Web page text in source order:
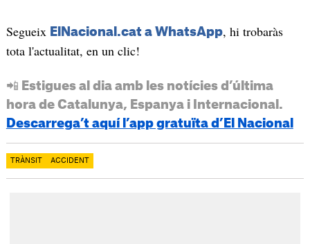
Segueix ElNacional.cat a WhatsApp, hi trobaràs
tota l'actualitat, en un clic!
📲 Estigues al dia amb les notícies d’última
hora de Catalunya, Espanya i Internacional.
Descarrega’t aquí l’app gratuïta d’El Nacional
TRÀNSIT ACCIDENT